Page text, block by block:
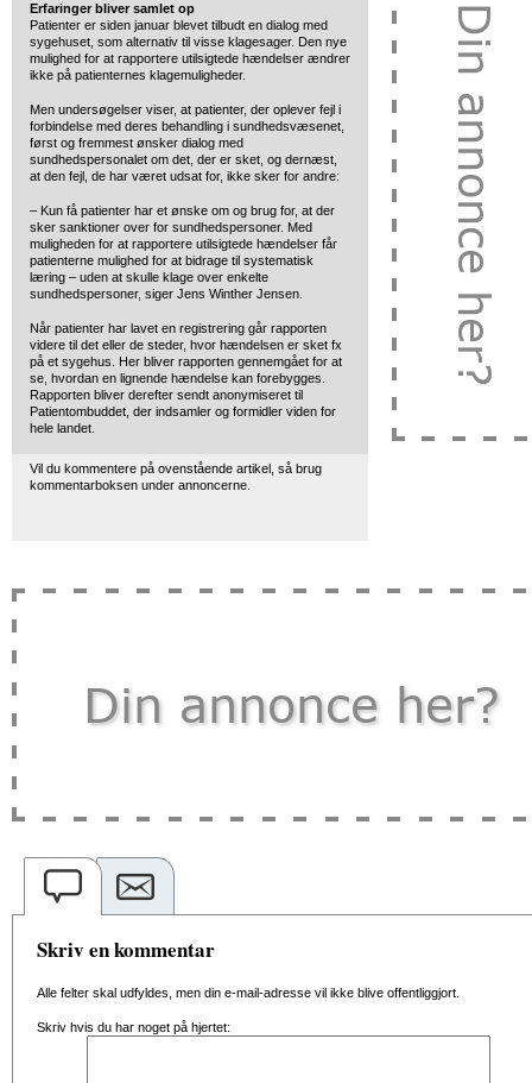
Erfaringer bliver samlet op
Patienter er siden januar blevet tilbudt en dialog med
sygehuset, som alternativ til visse klagesager. Den nye
mulighed for at rapportere utilsigtede hændelser ændrer
ikke på patienternes klagemuligheder.
Men undersøgelser viser, at patienter, der oplever fejl i
forbindelse med deres behandling i sundhedsvæsenet,
først og fremmest ønsker dialog med
sundhedspersonalet om det, der er sket, og dernæst,
at den fejl, de har været udsat for, ikke sker for andre:
– Kun få patienter har et ønske om og brug for, at der
sker sanktioner over for sundhedspersoner. Med
muligheden for at rapportere utilsigtede hændelser får
patienterne mulighed for at bidrage til systematisk
læring – uden at skulle klage over enkelte
sundhedspersoner, siger Jens Winther Jensen.
Når patienter har lavet en registrering går rapporten
videre til det eller de steder, hvor hændelsen er sket fx
på et sygehus. Her bliver rapporten gennemgået for at
se, hvordan en lignende hændelse kan forebygges.
Rapporten bliver derefter sendt anonymiseret til
Patientombuddet, der indsamler og formidler viden for
hele landet.
Vil du kommentere på ovenstående artikel, så brug
kommentarboksen under annoncerne.
Skriv en kommentar
Alle felter skal udfyldes, men din e-mail-adresse vil ikke blive offentliggjort.
Skriv hvis du har noget på hjertet: